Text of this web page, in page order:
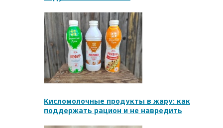
Кисломолочные продукты в жару: как
поддержать рацион и не навредить